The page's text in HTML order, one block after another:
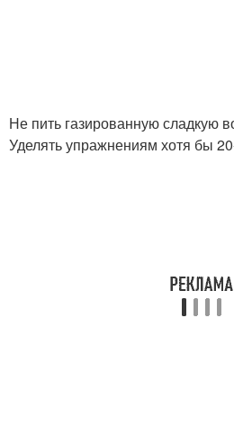
Не пить газированную сладкую
Уделять упражнениям хотя бы